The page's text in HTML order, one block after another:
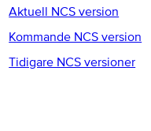
Aktuell NCS version
Kommande NCS version
Tidigare NCS versioner